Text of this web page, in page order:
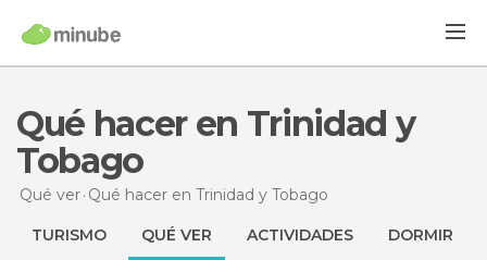
Qué hacer en Trinidad y
Tobago
Qué ver Qué hacer en Trinidad y Tobago
TURISMO QUÉ VER ACTIVIDADES DORMIR